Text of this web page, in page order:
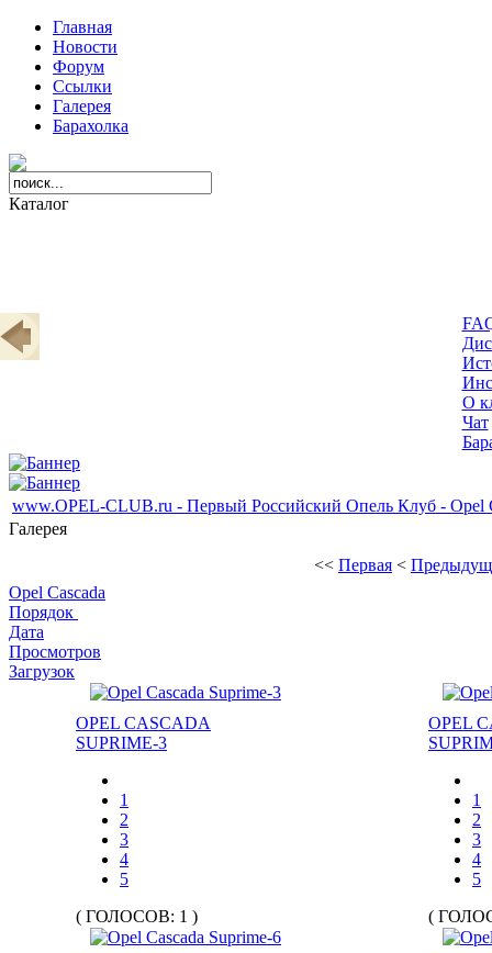
Главная
Новости
Форум
Ссылки
Галерея
Барахолка
Каталог
О
Чат
www.OPEL-CLUB.ru - Первый Российский Опель Клуб - Opel
Галерея
<< Первая <
Opel Cascada
Порядок
Дата
Просмотров
Загрузок
OPEL CASCADA
SUPRIME-3
1
2
3
4
5
( ГОЛОСОВ: 1 )
OPEL
1
2
3
4
5
(